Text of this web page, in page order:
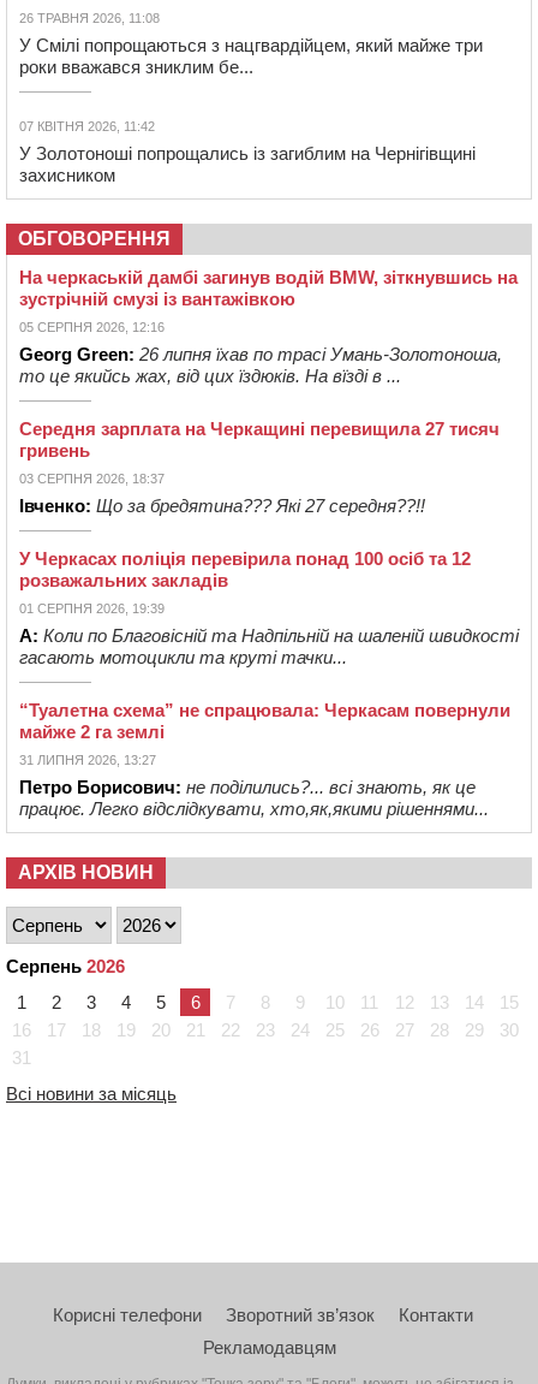
26 ТРАВНЯ 2026, 11:08
У Смілі попрощаються з нацгвардійцем, який майже три
роки вважався зниклим бе...
07 КВІТНЯ 2026, 11:42
У Золотоноші попрощались із загиблим на Чернігівщині
захисником
ОБГОВОРЕННЯ
На черкаській дамбі загинув водій BMW, зіткнувшись на
зустрічній смузі із вантажівкою
05 СЕРПНЯ 2026, 12:16
Georg Green: 26 липня їхав по трасі Умань-Золотоноша,
то це якийсь жах, від цих їздюків. На вїзді в ...
Середня зарплата на Черкащині перевищила 27 тисяч
гривень
03 СЕРПНЯ 2026, 18:37
Івченко: Що за бредятина??? Які 27 середня??!!
У Черкасах поліція перевірила понад 100 осіб та 12
розважальних закладів
01 СЕРПНЯ 2026, 19:39
А: Коли по Благовісній та Надпільній на шаленій швидкості
гасають мотоцикли та круті тачки...
“Туалетна схема” не спрацювала: Черкасам повернули
майже 2 га землі
31 ЛИПНЯ 2026, 13:27
Петро Борисович: не поділились?... всі знають, як це
працює. Легко відслідкувати, хто,як,якими рішеннями...
АРХІВ НОВИН
Серпень 2026
1
2 3 4 5 6 7 8 9 10 11 12 13 14
15
16
17 18 19 20 21 22 23 24 25 26 27 28 29
30
31
Всі новини за місяць
Корисні телефони Зворотний зв’язок
Контакти
Рекламодавцям